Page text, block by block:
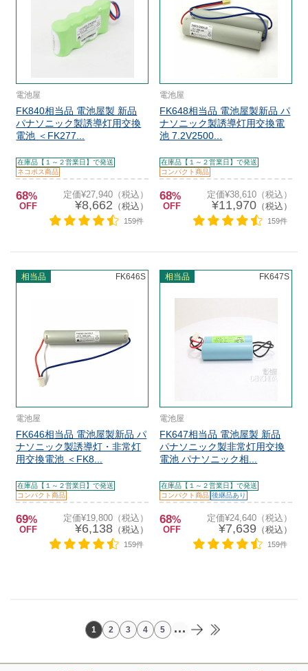
電池屋
FK840相当品 電池屋製 新品
パナソニック製誘導灯用交換
電池 ＜FK277...
在庫品【１～２営業日】で発送
ネコポス商品
68%
OFF
定価¥27,940（税込）
¥8,662 （税込）
159件
電池屋
FK648相当品 電池屋製新品 パ
ナソニック製誘導灯用交換電
池 7.2V2500...
在庫品【１～２営業日】で発送
コンパクト商品
68%
OFF
定価¥38,610（税込）
¥11,970（税込）
159件
相当品 FK646S
電池屋
FK646相当品 電池屋製新品 パ
ナソニック製誘導灯・非常灯
用交換電池 ＜FK8...
在庫品【１～２営業日】で発送
コンパクト商品
69%
OFF
定価¥19,800（税込）
¥6,138（税込）
159件
相当品 FK647S
電池屋
FK647相当品 電池屋製 新品
パナソニック製非常灯用交換
電池 パナソニック相...
在庫品【１～２営業日】で発送
コンパクト商品 後継品あり
68%
OFF
定価¥24,640（税込）
¥7,639 （税込）
159件
1 2 3 4 5 ...